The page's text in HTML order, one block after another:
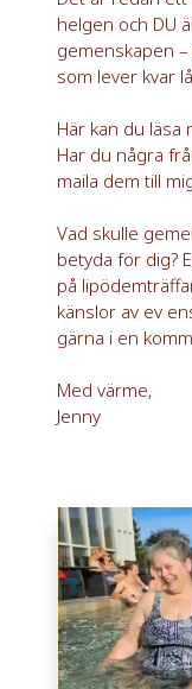
helgen och DU
gemenskapen
som lever kvar
Här kan du läsa
Har du några
maila dem till
Vad skulle
betyda för dig?
på
känslor av ev
gärna i en
Med värme,
Jenny